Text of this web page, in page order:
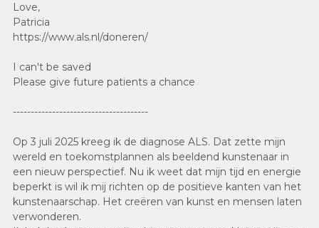
Love,
Patricia
https://www.als.nl/doneren/
I can't be saved
Please give future patients a chance
--------------------------------------
Op 3 juli 2025 kreeg ik de diagnose ALS. Dat zette mijn
wereld en toekomstplannen als beeldend kunstenaar in
een nieuw perspectief. Nu ik weet dat mijn tijd en energie
beperkt is wil ik mij richten op de positieve kanten van het
kunstenaarschap. Het creëren van kunst en mensen laten
verwonderen.